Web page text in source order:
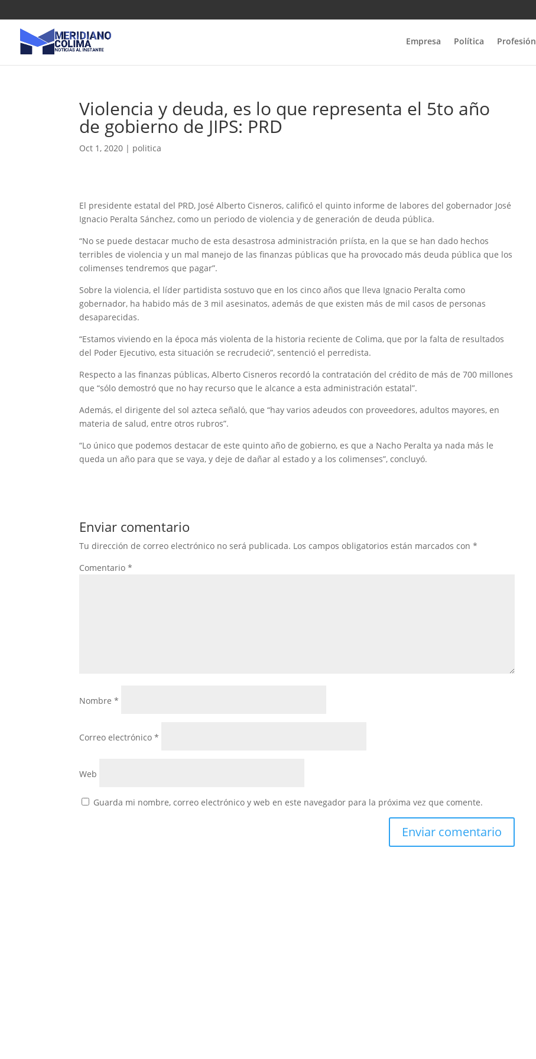
Empresa Política Profesión
Violencia y deuda, es lo que representa el 5to año
de gobierno de JIPS: PRD
Oct 1, 2020 | politica
El presidente estatal del PRD, José Alberto Cisneros, calificó el quinto informe de labores del gobernador José
Ignacio Peralta Sánchez, como un periodo de violencia y de generación de deuda pública.
“No se puede destacar mucho de esta desastrosa administración priísta, en la que se han dado hechos
terribles de violencia y un mal manejo de las finanzas públicas que ha provocado más deuda pública que los
colimenses tendremos que pagar”.
Sobre la violencia, el líder partidista sostuvo que en los cinco años que lleva Ignacio Peralta como
gobernador, ha habido más de 3 mil asesinatos, además de que existen más de mil casos de personas
desaparecidas.
“Estamos viviendo en la época más violenta de la historia reciente de Colima, que por la falta de resultados
del Poder Ejecutivo, esta situación se recrudeció”, sentenció el perredista.
Respecto a las finanzas públicas, Alberto Cisneros recordó la contratación del crédito de más de 700 millones
que “sólo demostró que no hay recurso que le alcance a esta administración estatal”.
Además, el dirigente del sol azteca señaló, que “hay varios adeudos con proveedores, adultos mayores, en
materia de salud, entre otros rubros”.
“Lo único que podemos destacar de este quinto año de gobierno, es que a Nacho Peralta ya nada más le
queda un año para que se vaya, y deje de dañar al estado y a los colimenses”, concluyó.
Enviar comentario
Tu dirección de correo electrónico no será publicada. Los campos obligatorios están marcados con*
Comentario*
Nombre*
Correo electrónico*
Web
Guarda mi nombre, correo electrónico y web en este navegador para la próxima vez que comente.